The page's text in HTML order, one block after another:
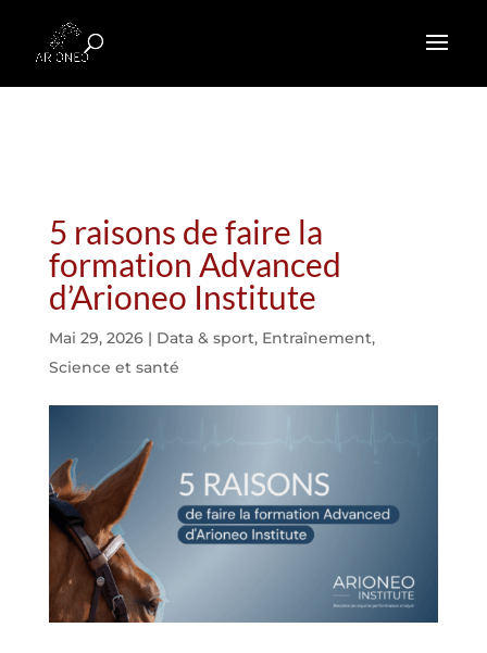
5 raisons de faire la
formation Advanced
d’Arioneo Institute
Mai 29, 2026| Data & sport, Entraînement,
Science et santé